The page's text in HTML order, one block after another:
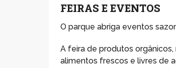
FEIRAS E EVENTOS
O parque abriga eventos
A feira de produtos
alimentos frescos e livres de